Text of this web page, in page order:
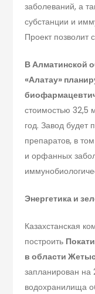
заболеваний, а
субстанции и
Проект позволит
В Алматинской
«Алатау»
стоимостью 32,5
год. Завод будет
препаратов, в
и орфанных
Энергетика и
Казахстанская
построить
в области
запланирован на
водохранилища